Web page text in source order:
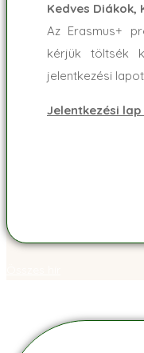
Kedves Diákok,
Az Erasmus+
kérjük töltsék
jelentkezési
Jelentkezési